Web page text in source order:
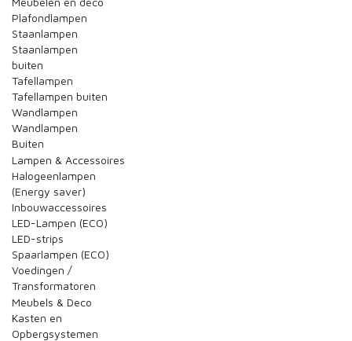
Plafondlampen
Staanlampen
Staanlampen
buiten
Tafellampen
Tafellampen buiten
Wandlampen
Wandlampen
Buiten
Lampen & Accessoires
Halogeenlampen
(Energy saver)
Inbouwaccessoires
LED-Lampen (ECO)
LED-strips
Spaarlampen (ECO)
Voedingen /
Transformatoren
Meubels & Deco
Kasten en
Opbergsystemen